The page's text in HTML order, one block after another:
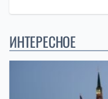
ИНТЕРЕСНОЕ